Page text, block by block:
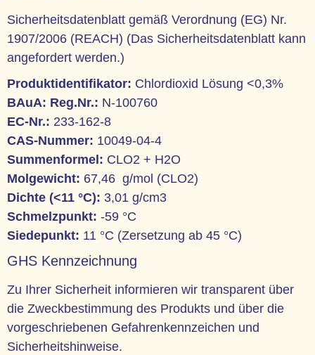
Sicherheitsdatenblatt gemäß Verordnung (EG) Nr.
1907/2006 (REACH) (Das Sicherheitsdatenblatt kann
angefordert werden.)
Produktidentifikator: Chlordioxid Lösung <0,3%
BAuA: Reg.Nr.: N-100760
EC-Nr.: 233-162-8
CAS-Nummer: 10049-04-4
Summenformel: CLO2 + H2O
Molgewicht: 67,46 g/mol (CLO2)
Dichte (<11 °C): 3,01 g/cm3
Schmelzpunkt: -59 °C
Siedepunkt: 11 °C (Zersetzung ab 45 °C)
GHS Kennzeichnung
Zu Ihrer Sicherheit informieren wir transparent über
die Zweckbestimmung des Produkts und über die
vorgeschriebenen Gefahrenkennzeichen und
Sicherheitshinweise.